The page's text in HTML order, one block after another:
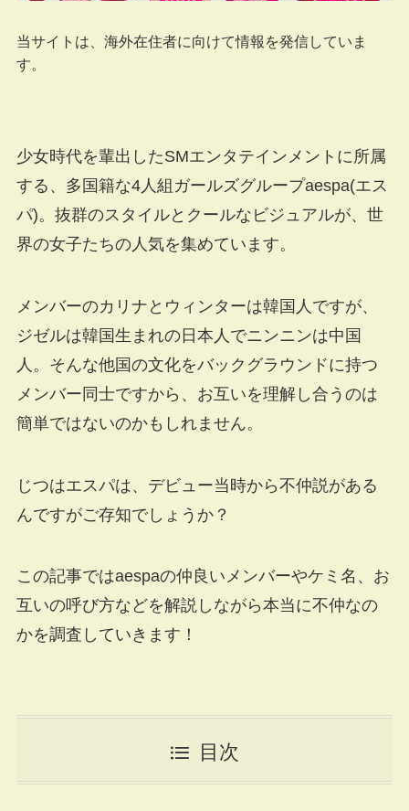
当サイトは、海外在住者に向けて情報を発信していま
す。
少女時代を輩出したSMエンタテインメントに所属
する、多国籍な4人組ガールズグループaespa(エス
パ)。抜群のスタイルとクールなビジュアルが、世
界の女子たちの人気を集めています。
メンバーのカリナとウィンターは韓国人ですが、
ジゼルは韓国生まれの日本人でニンニンは中国
人。そんな他国の文化をバックグラウンドに持つ
メンバー同士ですから、お互いを理解し合うのは
簡単ではないのかもしれません。
じつはエスパは、デビュー当時から不仲説がある
んですがご存知でしょうか？
この記事ではaespaの仲良いメンバーやケミ名、お
互いの呼び方などを解説しながら本当に不仲なの
かを調査していきます！
目次